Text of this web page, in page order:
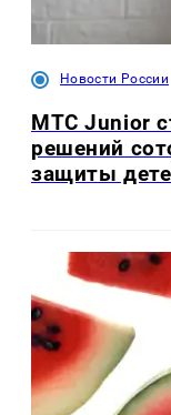
Новости России
МТС Junior
решений
защиты